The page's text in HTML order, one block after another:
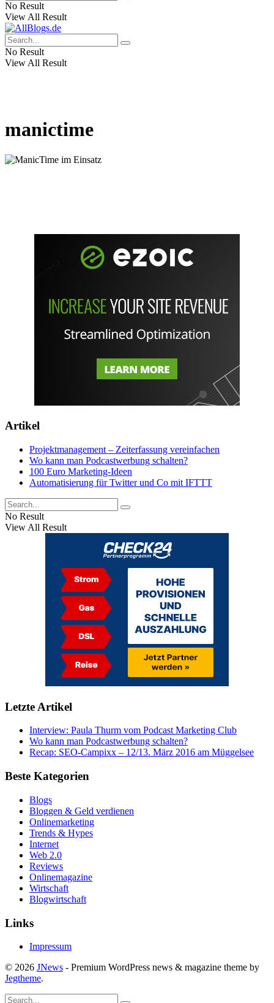
No Result
View All Result
No Result
View All Result
manictime
Artikel
Projektmanagement – Zeiterfassung vereinfachen
Wo kann man Podcastwerbung schalten?
100 Euro Marketing-Ideen
Automatisierung für Twitter und Co mit IFTTT
No Result
View All Result
Letzte Artikel
Interview: Paula Thurm vom Podcast Marketing Club
Wo kann man Podcastwerbung schalten?
Recap: SEO-Campixx – 12/13. März 2016 am Müggelsee
Beste Kategorien
Blogs
Bloggen & Geld verdienen
Onlinemarketing
Trends & Hypes
Internet
Web 2.0
Reviews
Onlinemagazine
Wirtschaft
Blogwirtschaft
Links
Impressum
© 2026 JNews - Premium WordPress news & magazine theme by
Jegtheme.